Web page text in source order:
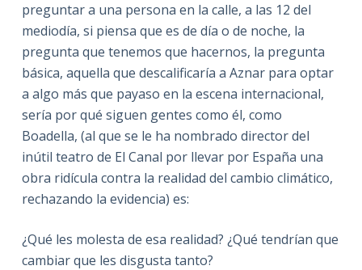
preguntar a una persona en la calle, a las 12 del
mediodía, si piensa que es de día o de noche, la
pregunta que tenemos que hacernos, la pregunta
básica, aquella que descalificaría a Aznar para optar
a algo más que payaso en la escena internacional,
sería por qué siguen gentes como él, como
Boadella, (al que se le ha nombrado director del
inútil teatro de El Canal por llevar por España una
obra ridícula contra la realidad del cambio climático,
rechazando la evidencia) es:
¿Qué les molesta de esa realidad? ¿Qué tendrían que
cambiar que les disgusta tanto?